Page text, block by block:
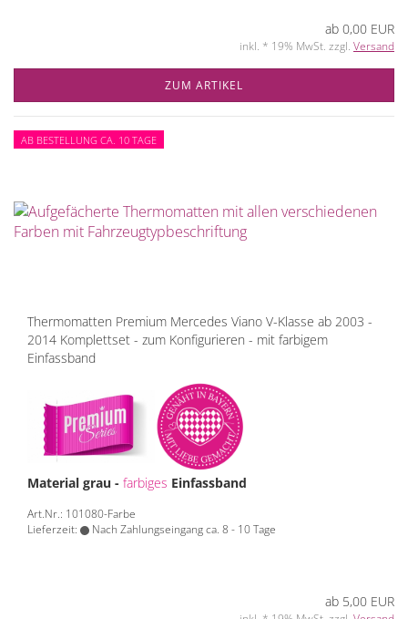
ab 0,00 EUR
inkl. * 19% MwSt. zzgl. Versand
ZUM ARTIKEL
AB BESTELLUNG CA. 10 TAGE
Thermomatten Premium Mercedes Viano V-Klasse ab 2003 -
2014 Komplettset - zum Konfigurieren - mit farbigem
Einfassband
Material grau - farbiges Einfassband
Art.Nr.: 101080-Farbe
Lieferzeit:
Nach Zahlungseingang ca. 8 - 10 Tage
ab 5,00 EUR